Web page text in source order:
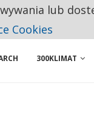
300KLIMAT
lub
Cookies